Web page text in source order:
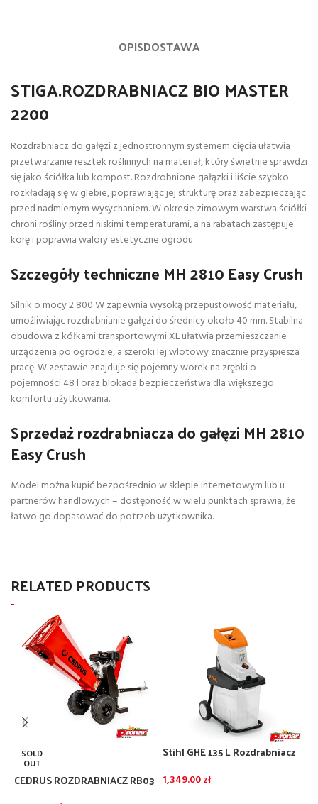
OPISDOSTAWA
STIGA.ROZDRABNIACZ BIO MASTER
2200
Rozdrabniacz do gałęzi z jednostronnym systemem cięcia ułatwia
przetwarzanie resztek roślinnych na materiał, który świetnie sprawdzi
się jako ściółka lub kompost. Rozdrobnione gałązki i liście szybko
rozkładają się w glebie, poprawiając jej strukturę oraz zabezpieczając
przed nadmiernym wysychaniem. W okresie zimowym warstwa ściółki
chroni rośliny przed niskimi temperaturami, a na rabatach zastępuje
korę i poprawia walory estetyczne ogrodu.
Szczegóły techniczne MH 2810 Easy Crush
Silnik o mocy 2 800 W zapewnia wysoką przepustowość materiału,
umożliwiając rozdrabnianie gałęzi do średnicy około 40 mm. Stabilna
obudowa z kółkami transportowymi XL ułatwia przemieszczanie
urządzenia po ogrodzie, a szeroki lej wlotowy znacznie przyspiesza
pracę. W zestawie znajduje się pojemny worek na zrębki o
pojemności 48 l oraz blokada bezpieczeństwa dla większego
komfortu użytkowania.
Sprzedaż rozdrabniacza do gałęzi MH 2810
Easy Crush
Model można kupić bezpośrednio w sklepie internetowym lub u
partnerów handlowych – dostępność w wielu punktach sprawia, że
łatwo go dopasować do potrzeb użytkownika.
RELATED PRODUCTS
SOLD
OUT
CEDRUS ROZDRABNIACZ RB03
Stihl GHE 135 L Rozdrabniacz
1,349.00zł